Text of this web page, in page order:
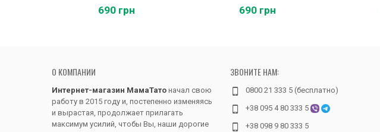
690 грн 690 грн
О КОМПАНИИ
Интернет-магазин МамаТато начал свою
работу в 2015 году и, постепенно изменяясь
и вырастая, продолжает прилагать
максимум усилий, чтобы Вы, наши дорогие
ЗВОНИТЕ НАМ:
0800 21 333 5 (бесплатно)
+38 095 4 80 333 5
+38 098 9 80 333 5